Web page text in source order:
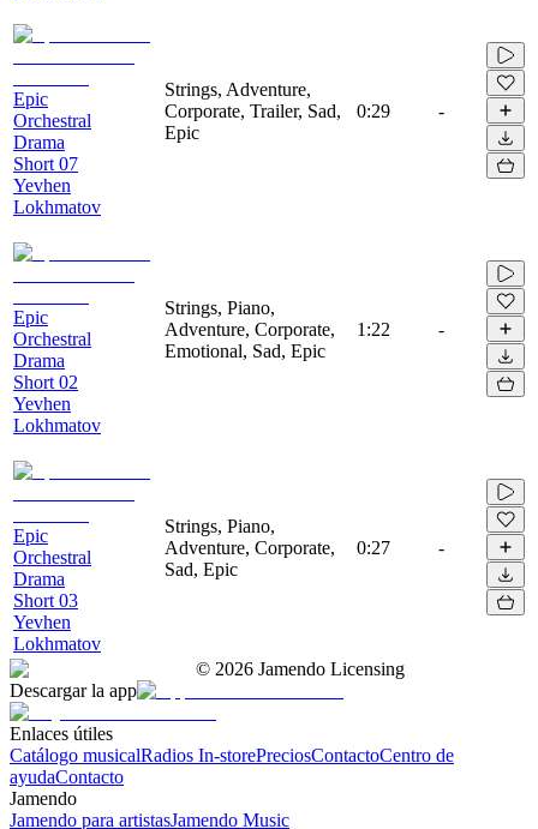
Epic
Orchestral
Drama
Short 07
Yevhen
Lokhmatov
Strings, Adventure,
Corporate, Trailer, Sad,
Epic
0:29 -
Epic
Orchestral
Drama
Short 02
Yevhen
Lokhmatov
Strings, Piano,
Adventure, Corporate,
Emotional, Sad, Epic
1:22 -
Epic
Orchestral
Drama
Short 03
Yevhen
Lokhmatov
Strings, Piano,
Adventure, Corporate,
Sad, Epic
0:27 -
© 2026 Jamendo Licensing
Descargar la app
Enlaces útiles
Catálogo musicalRadios In-storePreciosContactoCentro de
ayudaContacto
Jamendo
Jamendo para artistasJamendo Music